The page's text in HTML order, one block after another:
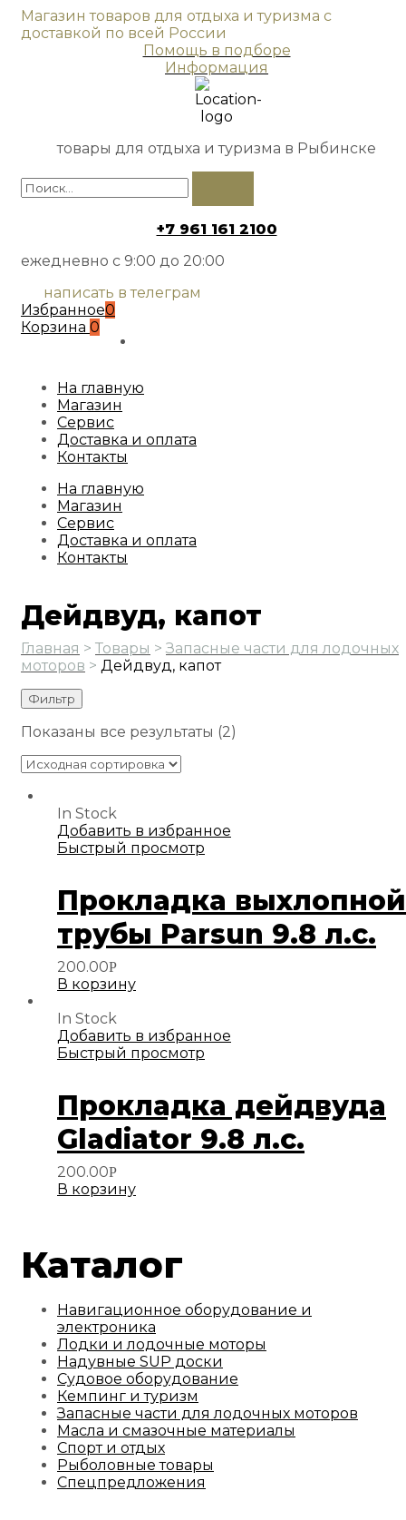
Магазин товаров для отдыха и туризма с
доставкой по всей России
Помощь в подборе
Информация
товары для отдыха и туризма в Рыбинске
+7 961 161 2100
ежедневно с 9:00 до 20:00
написать в телеграм
Избранное0
Корзина 0
На главную
Магазин
Сервис
Доставка и оплата
Контакты
На главную
Магазин
Сервис
Доставка и оплата
Контакты
Дейдвуд, капот
Главная > Товары > Запасные части для лодочных
моторов > Дейдвуд, капот
Фильтр
Показаны все результаты (2)
In Stock
Добавить в избранное
Быстрый просмотр
Прокладка выхлопной
трубы Parsun 9.8 л.с.
200.00Р
В корзину
In Stock
Добавить в избранное
Быстрый просмотр
Прокладка дейдвуда
Gladiator 9.8 л.с.
200.00Р
В корзину
Каталог
Навигационное оборудование и
электроника
Лодки и лодочные моторы
Надувные SUP доски
Судовое оборудование
Кемпинг и туризм
Запасные части для лодочных моторов
Масла и смазочные материалы
Спорт и отдых
Рыболовные товары
Спецпредложения